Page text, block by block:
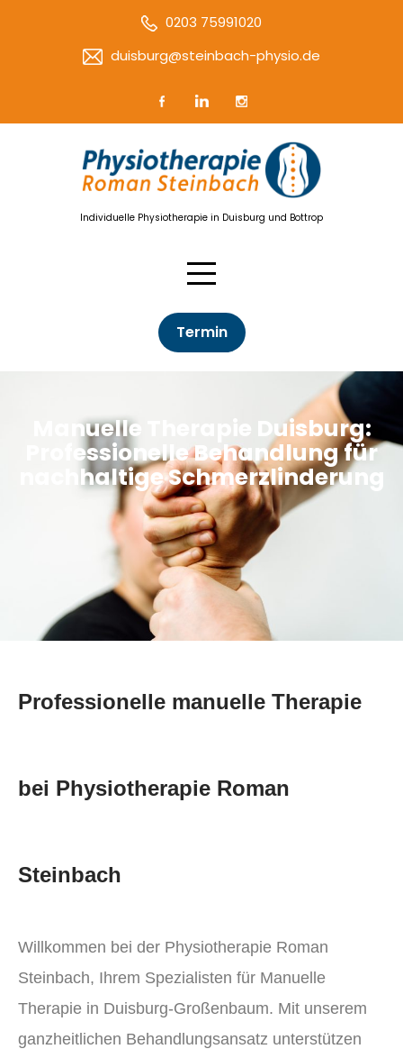
0203 75991020
duisburg@steinbach-physio.de
Individuelle Physiotherapie in Duisburg und Bottrop
Termin
Manuelle Therapie Duisburg:
Professionelle Behandlung für
nachhaltige Schmerzlinderung
Professionelle manuelle Therapie
bei Physiotherapie Roman
Steinbach
Willkommen bei der Physiotherapie Roman
Steinbach, Ihrem Spezialisten für Manuelle
Therapie in Duisburg-Großenbaum. Mit unserem
ganzheitlichen Behandlungsansatz unterstützen